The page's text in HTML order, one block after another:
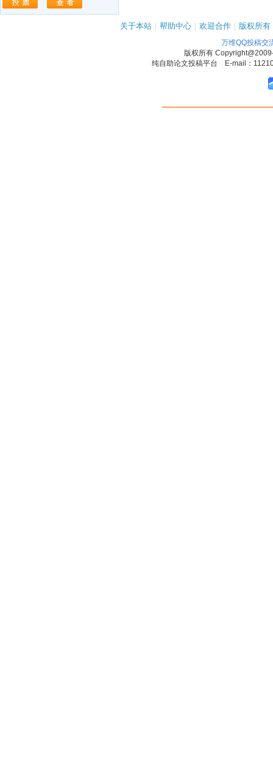
关于本站 | 帮助中心 | 欢迎合作 | 版权所有
万维QQ投稿交
版权所有
纯自助论文投稿平台 E-mail：